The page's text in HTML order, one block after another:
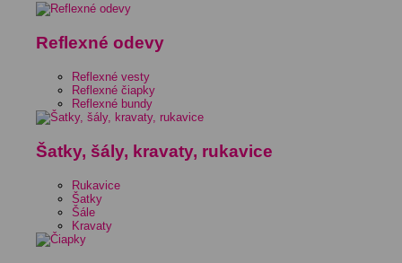
Reflexné odevy
Reflexné vesty
Reflexné čiapky
Reflexné bundy
Šatky, šály, kravaty, rukavice
Rukavice
Šatky
Šále
Kravaty